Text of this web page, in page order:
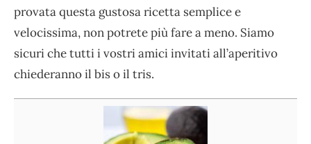
provata questa gustosa ricetta semplice e
velocissima, non potrete più fare a meno. Siamo
sicuri che tutti i vostri amici invitati all’aperitivo
chiederanno il bis o il tris.